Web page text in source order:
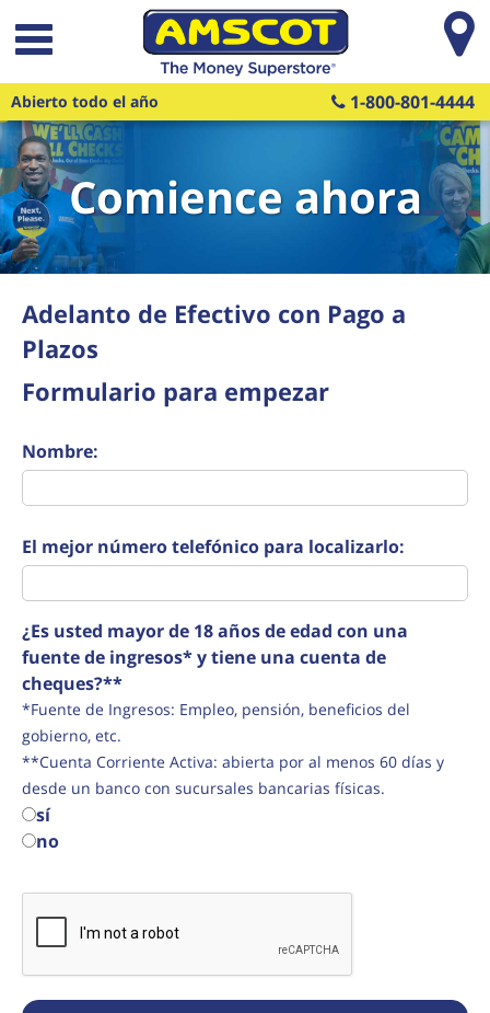
Saltar al contenido principal
Abierto todo el año 1-800-801-4444
Comience ahora
Adelanto de Efectivo con Pago a
Plazos
Formulario para empezar
Nombre:
El mejor número telefónico para localizarlo:
¿Es usted mayor de 18 años de edad con una
fuente de ingresos* y tiene una cuenta de
cheques?**
*Fuente de Ingresos: Empleo, pensión, beneficios del
gobierno, etc.
**Cuenta Corriente Activa: abierta por al menos 60 días y
desde un banco con sucursales bancarias físicas.
sí
no